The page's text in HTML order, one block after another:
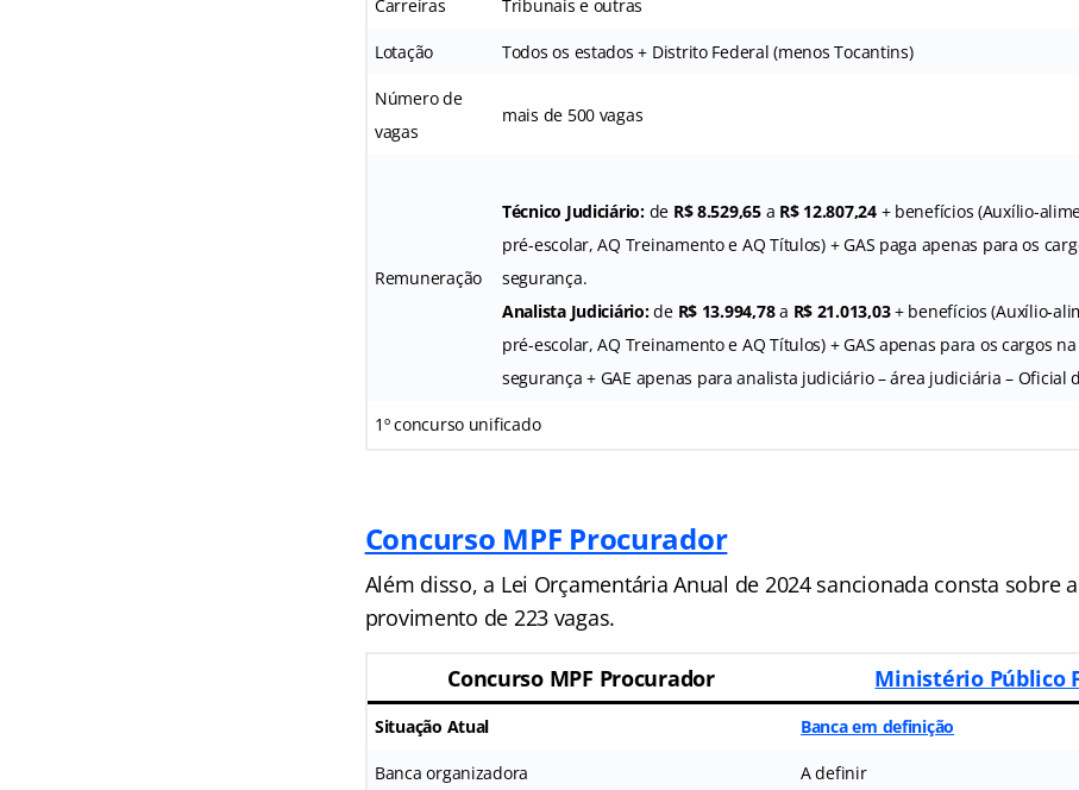
Carreiras Tribunais e outras
Lotação Todos os estados + Distrito Federal (menos Tocantins)
Número de
vagas
mais de 500 vagas
Remuneração
Técnico Judiciário:de R$ 8.529,65a R$ 12.807,24+ benefícios (Auxílio-
pré-escolar, AQ Treinamento e AQ Títulos) + GAS paga apenas para os
segurança.
Analista Judiciário:de R$ 13.994,78a R$ 21.013,03+ benefícios (Auxílio-
pré-escolar, AQ Treinamento e AQ Títulos) + GAS apenas para os cargos
segurança + GAE apenas para analista judiciário – área judiciária – Oficial
1º concurso unificado
Concurso MPF Procurador
Além disso, a Lei Orçamentária Anual de 2024 sancionada consta sobre
provimento de 223 vagas.
Concurso MPF Procurador Ministério Público
Situação Atual Banca em definição
Banca organizadora A definir